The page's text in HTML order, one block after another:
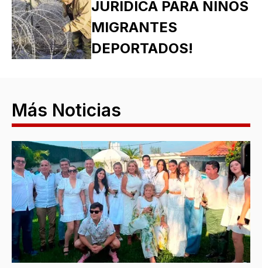
JURÍDICA PARA NIÑOS
MIGRANTES
DEPORTADOS!
Más Noticias